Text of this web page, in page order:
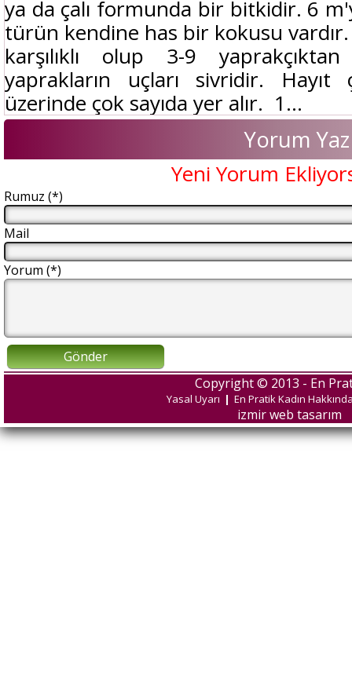
ya da çalı formunda bir bitkidir. 6
türün kendine has bir kokusu
karşılıklı olup 3-9
yaprakların uçları sivridir.
üzerinde çok sayıda yer alır. 1...
Yorum Yaz
Yeni Yorum
Rumuz (*)
Mail
Yorum (*)
Gönder
Copyright © 2013 - En
Yasal Uyarı | En Pratik Kadın
izmir web tasarım